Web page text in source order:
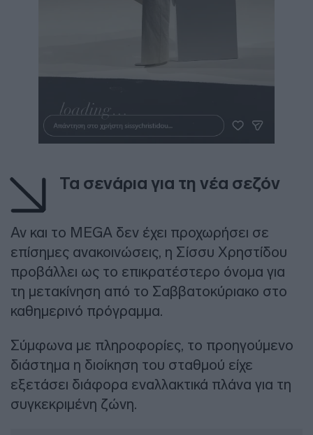
Τα σενάρια για τη νέα σεζόν
Αν και το MEGA δεν έχει προχωρήσει σε
επίσημες ανακοινώσεις, η Σίσσυ Χρηστίδου
προβάλλει ως το επικρατέστερο όνομα για
τη μετακίνηση από το Σαββατοκύριακο στο
καθημερινό πρόγραμμα.
Σύμφωνα με πληροφορίες, το προηγούμενο
διάστημα η διοίκηση του σταθμού είχε
εξετάσει διάφορα εναλλακτικά πλάνα για τη
συγκεκριμένη ζώνη.